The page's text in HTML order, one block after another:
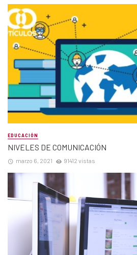
EDUCACIÓN
NIVELES DE COMUNICACIÓN
marzo 6, 2021 91412 vistas